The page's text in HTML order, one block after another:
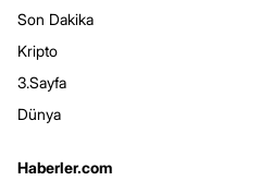
Son Dakika
Kripto
3.Sayfa
Dünya
Haberler.com